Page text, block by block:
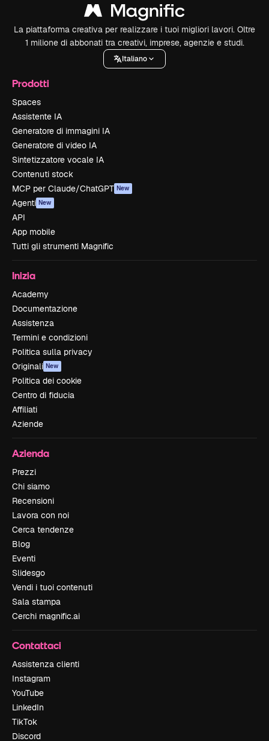
La piattaforma creativa per realizzare i tuoi migliori lavori. Oltre
1 milione di abbonati tra creativi, imprese, agenzie e studi.
Italiano
Prodotti
Spaces
Assistente IA
Generatore di immagini IA
Generatore di video IA
Sintetizzatore vocale IA
Contenuti stock
MCP per Claude/ChatGPT New
Agenti New
API
App mobile
Tutti gli strumenti Magnific
Inizia
Academy
Documentazione
Assistenza
Termini e condizioni
Politica sulla privacy
Originali New
Politica dei cookie
Centro di fiducia
Affiliati
Aziende
Azienda
Prezzi
Chi siamo
Recensioni
Lavora con noi
Cerca tendenze
Blog
Eventi
Slidesgo
Vendi i tuoi contenuti
Sala stampa
Cerchi magnific.ai
Contattaci
Assistenza clienti
Instagram
YouTube
LinkedIn
TikTok
Discord